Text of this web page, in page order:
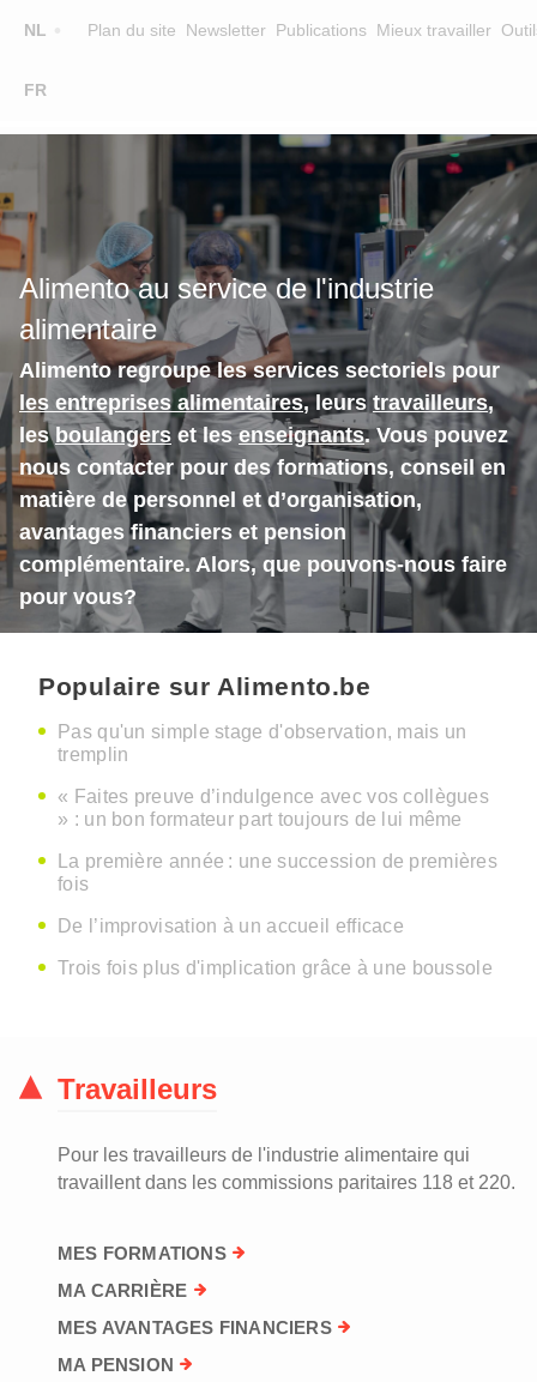
NL
FR
Plan du site Newsletter Publications Mieux travailler
Main
SUR ALIMENTO
EQUIPE
CONTACT
CHERCHER UNE FORMATION
Alimento au service de l'industrie
alimentaire
Alimento regroupe les services sectoriels pour
les entreprises alimentaires, leurs travailleurs,
les boulangers et lesenseignants. Vous pouvez
nous contacter pour des formations, conseil en
matière de personnel et d’organisation,
avantages financiers et pension
complémentaire. Alors, que pouvons-nous faire
pour vous?
Populaire sur Alimento.be
Pas qu'un simple stage d'observation, mais un
tremplin
« Faites preuve d’indulgence avec vos collègues
» : un bon formateur part toujours de lui même
La première année : une succession de premières
fois
De l’improvisation à un accueil efficace
Trois fois plus d'implication grâce à une boussole
Travailleurs
Pour les travailleurs de l'industrie alimentaire qui
travaillent dans les commissions paritaires 118 et 220.
MES FORMATIONS
MA CARRIÈRE
MES AVANTAGES FINANCIERS
MA PENSION